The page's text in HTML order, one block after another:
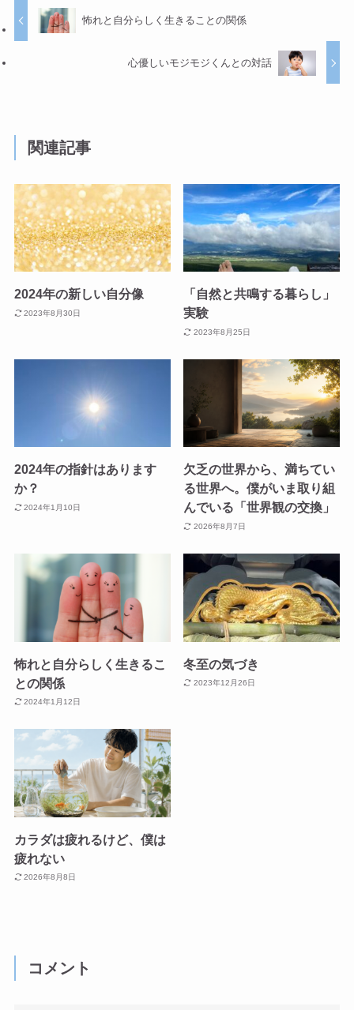
怖れと自分らしく生きることの関係
心優しいモジモジくんとの対話
関連記事
2024年の新しい自分像
2023年8月30日
「自然と共鳴する暮らし」
実験
2023年8月25日
2024年の指針はあります
か？
2024年1月10日
欠乏の世界から、満ちてい
る世界へ。僕がいま取り組
んでいる「世界観の交換」
2026年8月7日
怖れと自分らしく生きるこ
との関係
2024年1月12日
冬至の気づき
2023年12月26日
カラダは疲れるけど、僕は
疲れない
2026年8月8日
コメント